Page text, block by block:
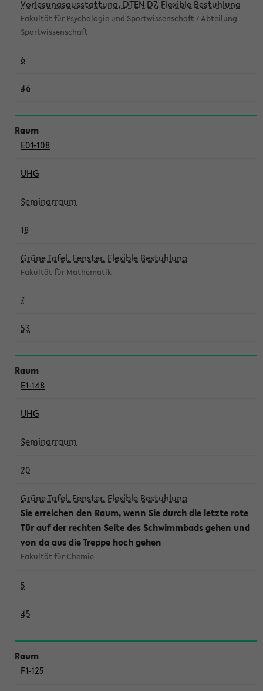
Vorlesungsausstattung, DTEN D7, Flexible Bestuhlung
Fakultät für Psychologie und Sportwissenschaft / Abteilung
Sportwissenschaft
6
46
E01-108
UHG
Seminarraum
18
Grüne Tafel, Fenster, Flexible Bestuhlung
Fakultät für Mathematik
7
53
E1-148
UHG
Seminarraum
20
Grüne Tafel, Fenster, Flexible Bestuhlung
Sie erreichen den Raum, wenn Sie durch die letzte rote
Tür auf der rechten Seite des Schwimmbads gehen und
von da aus die Treppe hoch gehen
Fakultät für Chemie
5
45
F1-125